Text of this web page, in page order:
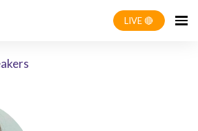
LIVE 🔴